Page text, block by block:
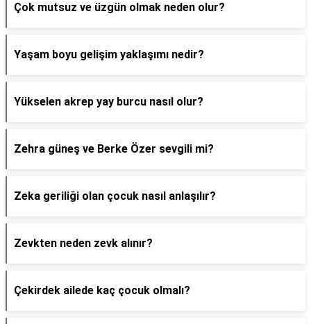
Çok mutsuz ve üzgün olmak neden olur?
Yaşam boyu gelişim yaklaşımı nedir?
Yükselen akrep yay burcu nasıl olur?
Zehra güneş ve Berke Özer sevgili mi?
Zeka geriliği olan çocuk nasıl anlaşılır?
Zevkten neden zevk alınır?
Çekirdek ailede kaç çocuk olmalı?